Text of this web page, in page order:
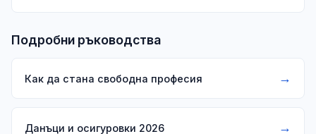
Подробни ръководства
Как да стана свободна професия →
Данъци и осигуровки 2026 →